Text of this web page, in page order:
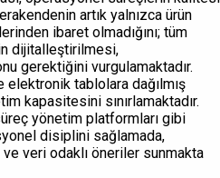
artık yalnızca ürün
ibaret olmadığını; tüm
dijitalleştirilmesi,
gerektiğini vurgulamaktadır.
tablolara dağılmış
kapasitesini sınırlamaktadır.
yönetim platformları gibi
disiplini sağlamada,
veri odaklı öneriler sunmakta